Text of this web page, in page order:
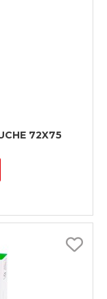
72X75